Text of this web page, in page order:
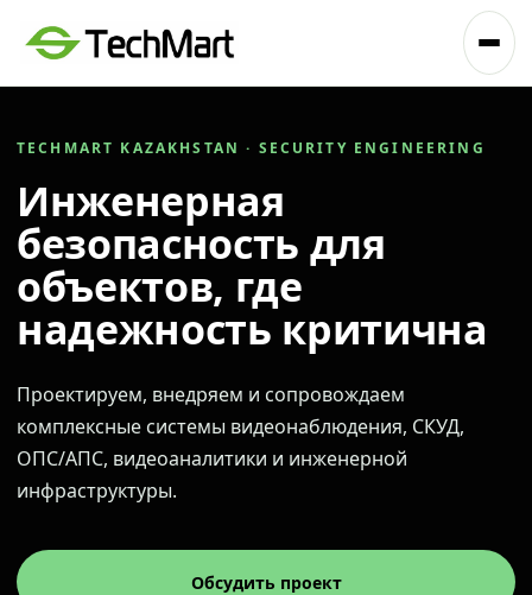
TECHMART KAZAKHSTAN · SECURITY ENGINEERING
Инженерная
безопасность для
объектов, где
надежность критична
Проектируем, внедряем и сопровождаем
комплексные системы видеонаблюдения, СКУД,
ОПС/АПС, видеоаналитики и инженерной
инфраструктуры.
Обсудить проект